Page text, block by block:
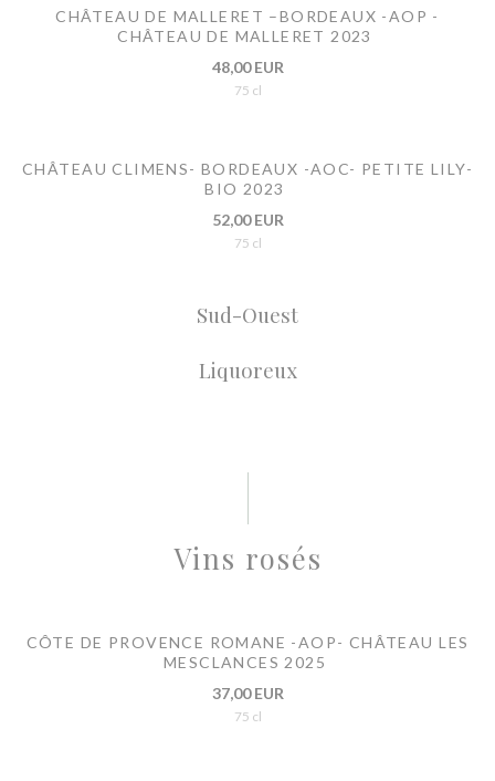
CHÂTEAU DE MALLERET –BORDEAUX -AOP -
CHÂTEAU DE MALLERET 2023
48,00 EUR
75 cl
CHÂTEAU CLIMENS- BORDEAUX -AOC- PETITE LILY-
BIO 2023
52,00 EUR
75 cl
Sud-Ouest
Liquoreux
Vins rosés
CÔTE DE PROVENCE ROMANE -AOP- CHÂTEAU LES
MESCLANCES 2025
37,00 EUR
75 cl